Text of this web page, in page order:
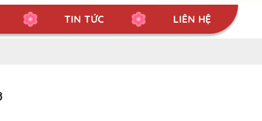
TIN TỨC LIÊN HỆ